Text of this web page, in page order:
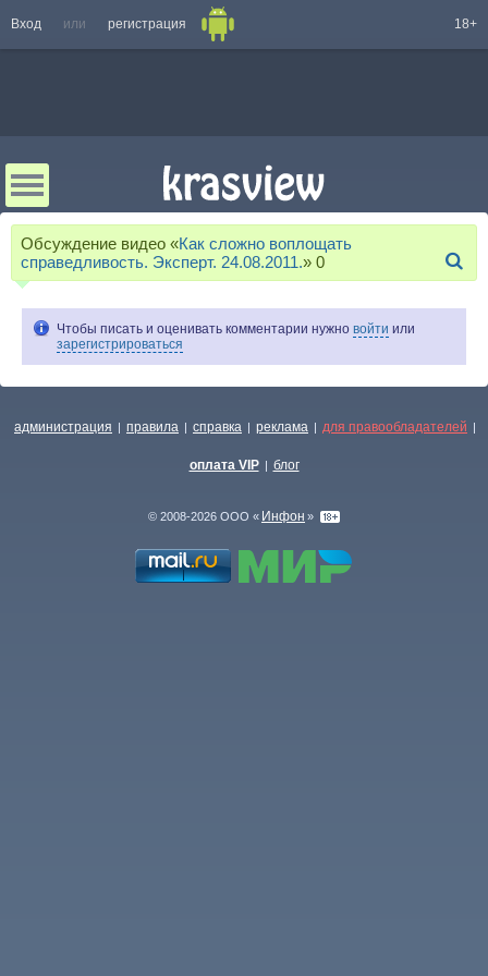
Вход или регистрация 18+
Обсуждение видео «Как сложно воплощать
справедливость. Эксперт. 24.08.2011.» 0
Чтобы писать и оценивать комментарии нужно войти или
зарегистрироваться
администрация | правила | справка | реклама | для правообладателей |
оплата VIP | блог
© 2008-2026 ООО « Инфон »